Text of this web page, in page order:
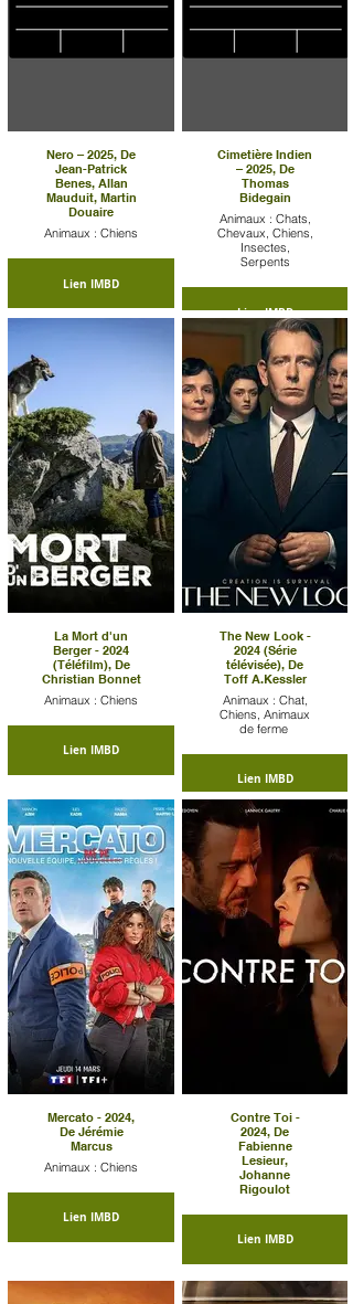
Nero – 2025, De
Jean-Patrick
Benes, Allan
Mauduit, Martin
Douaire
Animaux : Chiens
Lien IMBD
Cimetière Indien
– 2025, De
Thomas
Bidegain
Animaux : Chats,
Chevaux, Chiens,
Insectes,
Serpents
Lien IMBD
La Mort d'un
Berger - 2024
(Téléfilm), De
Christian Bonnet
Animaux : Chiens
Lien IMBD
The New Look -
2024 (Série
télévisée), De
Toff A.Kessler
Animaux : Chat,
Chiens, Animaux
de ferme
Lien IMBD
Mercato - 2024,
De Jérémie
Marcus
Animaux : Chiens
Lien IMBD
Contre Toi -
2024, De
Fabienne
Lesieur,
Johanne
Rigoulot
Lien IMBD